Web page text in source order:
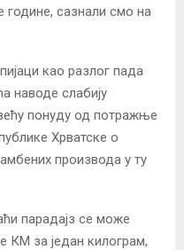
сазнали смо на
као разлог пада
наводе слабију
понуду од потражње
Хрватске о
производа у ту
парадајз се може
КМ за један килограм,